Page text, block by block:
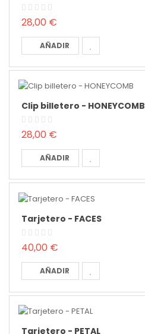
28,00 €
AÑADIR
Clip billetero - HONEYCOMB
28,00 €
AÑADIR
Tarjetero - FACES
40,00 €
AÑADIR
Tarjetero - PETAL